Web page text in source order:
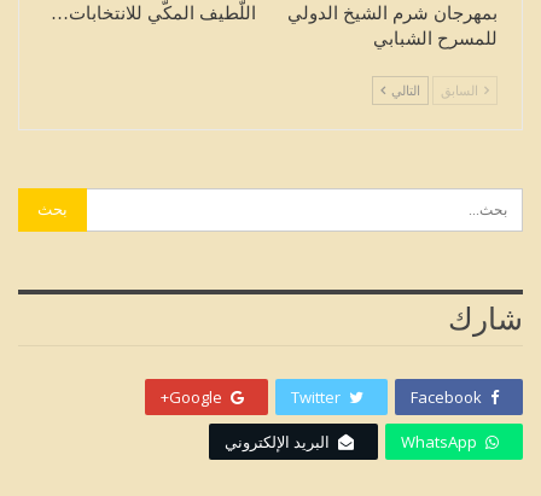
بمهرجان شرم الشيخ الدولي
للمسرح الشبابي
اللّطيف المكّي للانتخابات…
السابق التالي
شارك
Facebook
Twitter
Google+
WhatsApp البريد الإلكتروني